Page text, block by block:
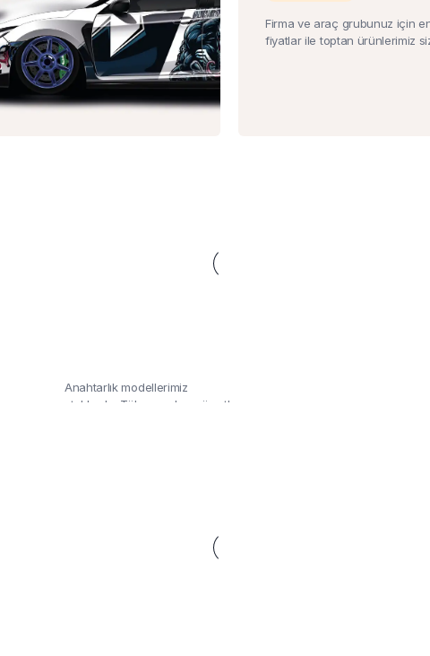
Firma ve araç grubunuz için
fiyatlar ile toptan ürünlerimiz
Anahtarlık modellerimiz
stoklarda, Tükenmeden göz at!